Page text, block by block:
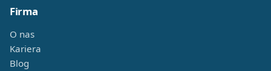
Firma
O nas
Kariera
Blog